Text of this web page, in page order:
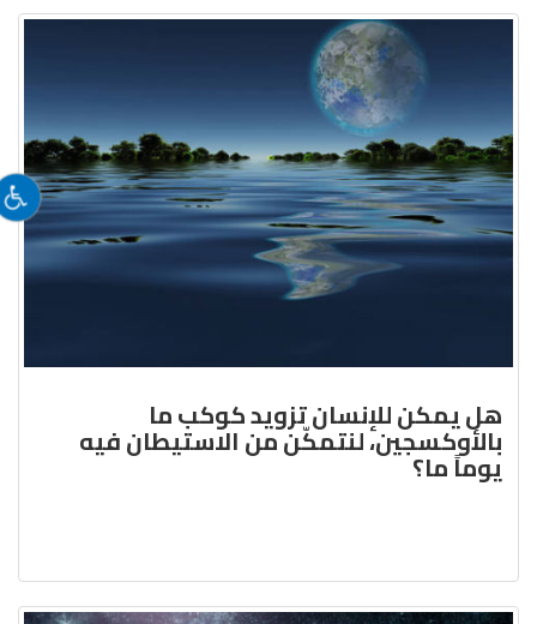
هل يمكن للإنسان تزويد كوكب ما
بالأوكسجين، لنتمكّن من الاستيطان فيه
يوماً ما؟